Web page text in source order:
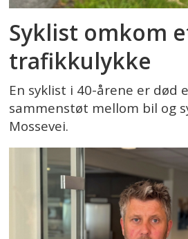
Syklist omkom
trafikkulykke
En syklist i 40-årene er død
sammenstøt mellom bil og
Mossevei.